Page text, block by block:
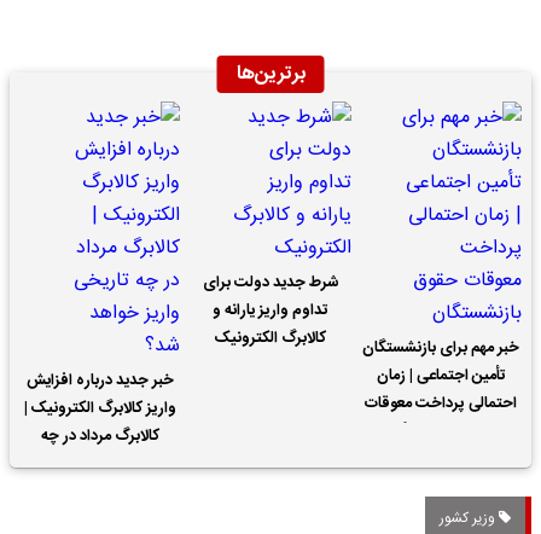
برترین‌ها
خبر مهم برای بازنشستگان
تأمین اجتماعی | زمان
احتمالی پرداخت معوقات
شرط جدید دولت برای
تداوم واریز یارانه و
کالابرگ الکترونیک
خبر جدید درباره افزایش
واریز کالابرگ الکترونیک |
کالابرگ مرداد در چه
تاریخی واریز خواهد شد؟
وزیر کشور